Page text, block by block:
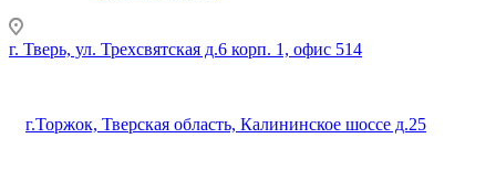
г. Тверь, ул. Трехсвятская д.6 корп. 1, офис 514
г.Торжок, Тверская область, Калининское шоссе д.25